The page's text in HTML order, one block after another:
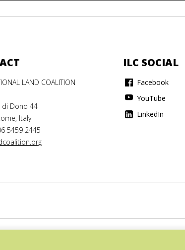
LAND COALITION
di Dono 44
Italy
5459 2445
ILC SOCIAL
Facebook
YouTube
LinkedIn